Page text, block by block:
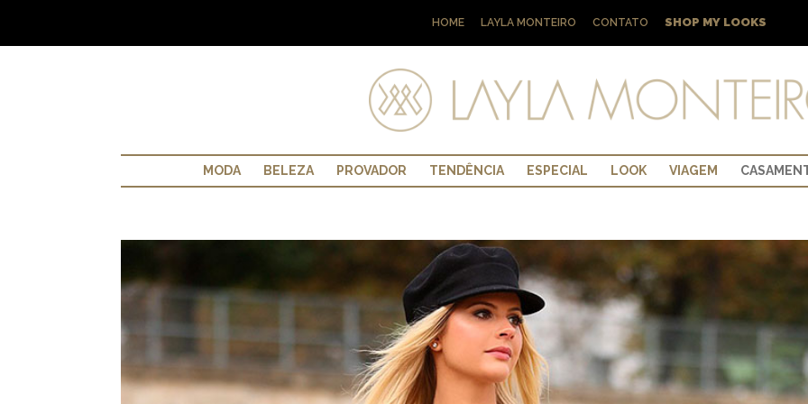
HOME LAYLA MONTEIRO CONTATO SHOP MY LOOKS
MODA BELEZA PROVADOR TENDÊNCIA ESPECIAL LOOK VIAGEM